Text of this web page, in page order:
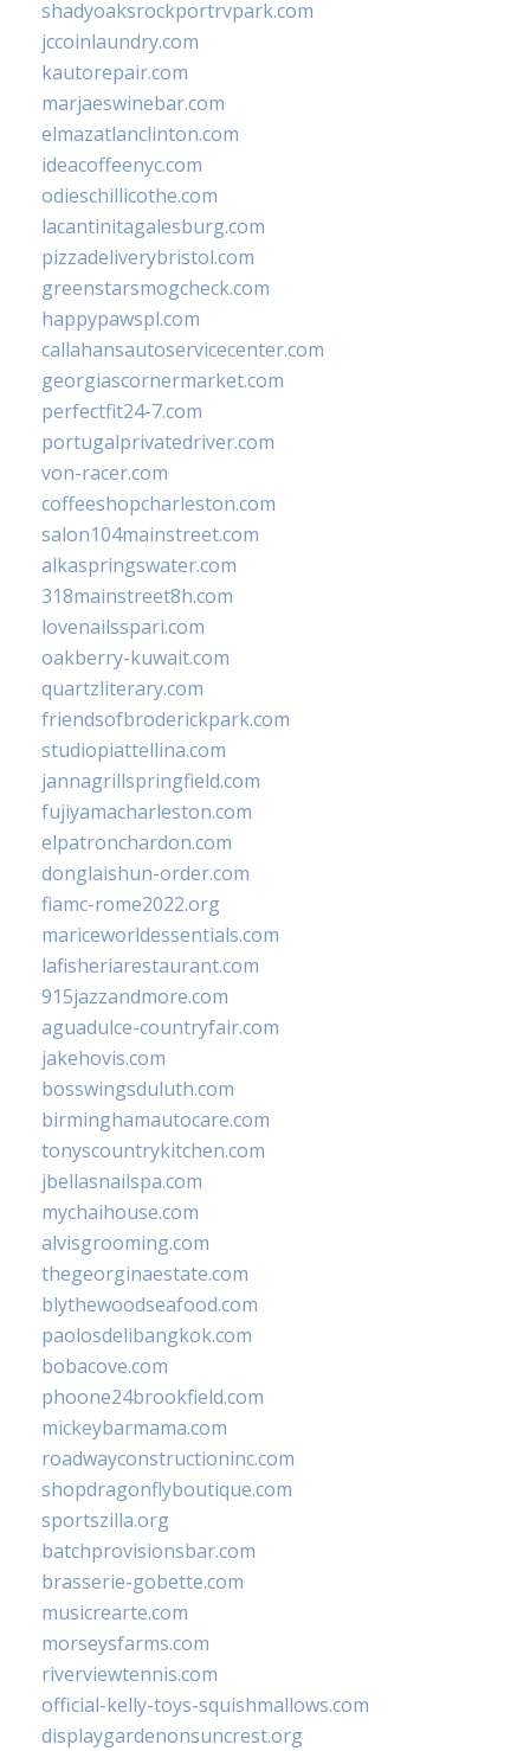
shadyoaksrockportrvpark.com
jccoinlaundry.com
kautorepair.com
marjaeswinebar.com
elmazatlanclinton.com
ideacoffeenyc.com
odieschillicothe.com
lacantinitagalesburg.com
pizzadeliverybristol.com
greenstarsmogcheck.com
happypawspl.com
callahansautoservicecenter.com
georgiascornermarket.com
perfectfit24-7.com
portugalprivatedriver.com
von-racer.com
coffeeshopcharleston.com
salon104mainstreet.com
alkaspringswater.com
318mainstreet8h.com
lovenailsspari.com
oakberry-kuwait.com
quartzliterary.com
friendsofbroderickpark.com
studiopiattellina.com
jannagrillspringfield.com
fujiyamacharleston.com
elpatronchardon.com
donglaishun-order.com
fiamc-rome2022.org
mariceworldessentials.com
lafisheriarestaurant.com
915jazzandmore.com
aguadulce-countryfair.com
jakehovis.com
bosswingsduluth.com
birminghamautocare.com
tonyscountrykitchen.com
jbellasnailspa.com
mychaihouse.com
alvisgrooming.com
thegeorginaestate.com
blythewoodseafood.com
paolosdelibangkok.com
bobacove.com
phoone24brookfield.com
mickeybarmama.com
roadwayconstructioninc.com
shopdragonflyboutique.com
sportszilla.org
batchprovisionsbar.com
brasserie-gobette.com
musicrearte.com
morseysfarms.com
riverviewtennis.com
official-kelly-toys-squishmallows.com
displaygardenonsuncrest.org